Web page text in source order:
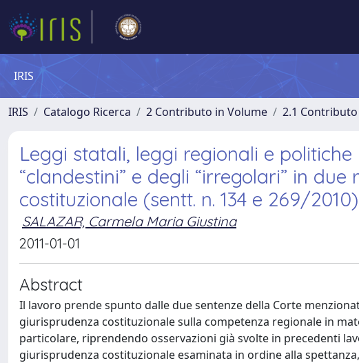
IRIS
IRIS Catalogo Ricerca 2 Contributo in Volume 2.1
Leggi statali, leggi regionali e
“clandestini” e degli “irregolari” in
costituzionale (sentt. n. 134 e 269/2010)
SALAZAR, Carmela Maria Giustina
2011-01-01
Abstract
Il lavoro prende spunto dalle due sentenze della Corte
giurisprudenza costituzionale sulla competenza regionale in
particolare, riprendendo osservazioni già svolte in precedenti
giurisprudenza costituzionale esaminata in ordine alla